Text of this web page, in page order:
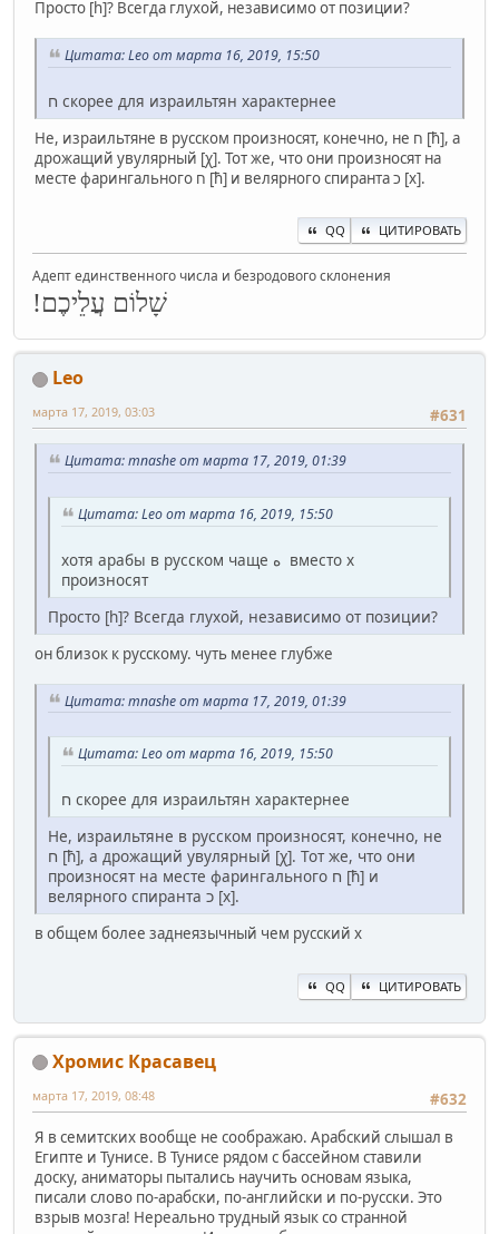
Просто [h]? Всегда глухой, независимо от позиции?
Цитата: Leo от марта 16, 2019, 15:50
ח скорее для израильтян характернее
Не, израильтяне в русском произносят, конечно, не ח [ħ], а
дрожащий увулярный [χ]. Тот же, что они произносят на
месте фарингального ח [ħ] и велярного спиранта כ [х].
QQ ЦИТИРОВАТЬ
Адепт единственного числа и безродового склонения
שָׁלוֹם עֲלֵיכֶם!
Leo
#631
марта 17, 2019, 03:03
Цитата: mnashe от марта 17, 2019, 01:39
Цитата: Leo от марта 16, 2019, 15:50
хотя арабы в русском чаще ﻩ вместо х
произносят
Просто [h]? Всегда глухой, независимо от позиции?
он близок к русскому. чуть менее глубже
Цитата: mnashe от марта 17, 2019, 01:39
Цитата: Leo от марта 16, 2019, 15:50
ח скорее для израильтян характернее
Не, израильтяне в русском произносят, конечно, не
ח [ħ], а дрожащий увулярный [χ]. Тот же, что они
произносят на месте фарингального ח [ħ] и
велярного спиранта כ [х].
в общем более заднеязычный чем русский х
QQ ЦИТИРОВАТЬ
Хромис Красавец
#632
марта 17, 2019, 08:48
Я в семитских вообще не соображаю. Арабский слышал в
Египте и Тунисе. В Тунисе рядом с бассейном ставили
доску, аниматоры пытались научить основам языка,
писали слово по-арабски, по-английски и по-русски. Это
взрыв мозга! Нереально трудный язык со странной